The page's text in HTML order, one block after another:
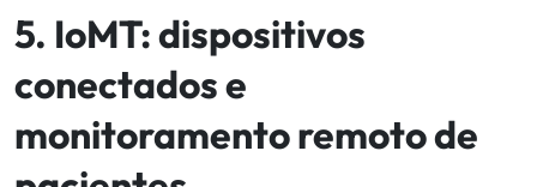
5. IoMT: dispositivos
conectados e
monitoramento remoto de